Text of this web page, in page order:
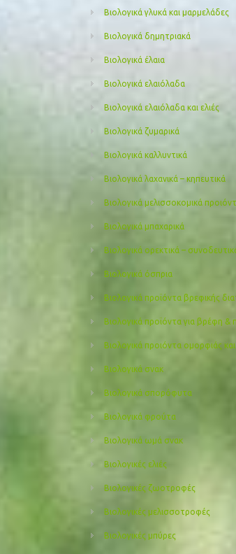
Βιολογικά γλυκά και μαρμελάδες
Βιολογικά δημητριακά
Βιολογικά έλαια
Βιολογικά ελαιόλαδα
Βιολογικά ελαιόλαδα και ελιές
Βιολογικά ζυμαρικά
Βιολογικά καλλυντικά
Βιολογικά λαχανικά – κηπευτικά
Βιολογικά μελισσοκομικά
Βιολογικά μπαχαρικά
Βιολογικά ορεκτικά –
Βιολογικά όσπρια
Βιολογικά προϊόντα βρεφικής
Βιολογικά προϊόντα για βρέφη &
Βιολογικά προιόντα ομορφιάς
Βιολογικά σνακ
Βιολογικά σπορόφυτα
Βιολογικά φρούτα
Βιολογικά ωμά σνακ
Βιολογικές ελιές
Βιολογικές ζωοτροφές
Βιολογικές μελισσοτροφές
Βιολογικές μπύρες